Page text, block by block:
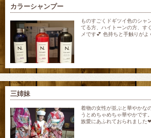
カラーシャンプー
ものすごくドギツイ色のシャ
てる方、ハイトーンの方、す
メです💕 色持ちと手触りがよ
三姉妹
着物の女性が並ぶと華やかな
うとめちゃめちゃ華やかです
族愛にあふれておられました